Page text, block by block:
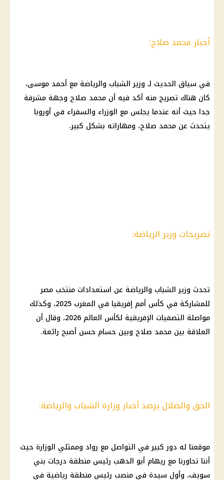
أخبار محمد صلاح:
في سياق الحديث لـ وزير الشباب والرياضة مع أحمد موسى،
كان هناك تصريح منه أكد فيه أن محمد صلاح وجهة مشرفة
جدا حيث أنه عندما يجلس مع الوزراء والسفراء في أوروبا
يتحدث عن محمد صلاح، ومهاراته بشكل كبير.
تصريحات وزير الرياضة:
تحدث وزير الشباب والرياضة عن استعدادات منتخب مصر
للمشاركة في كأس أمم إفريقيا في المغرب 2025، وكذلك
مواصلة التصفيات الإفريقية لكأس العالم 2026، وقال أن
العلاقة بين محمد صلاح وبين حسام حسن أصبح رائعة.
الحق والضلال يرصد أخبار وزارة الشباب والرياضة:
موقعنا له دور كبير في التواصل مع رواد وممثلي الوزارة حيث
أننا تحاورنا مع ريهام أبو الدهب رئيس منطقة درجات بني
سويف، وأول سيدة في منصب رئيس منطقة رياضية في